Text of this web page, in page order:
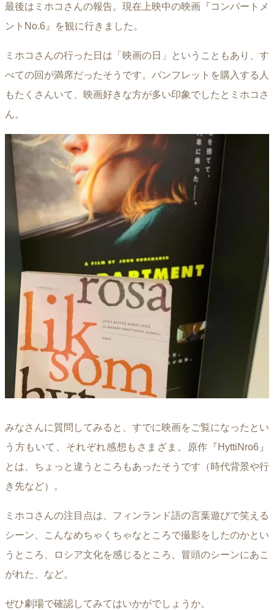
最後はミホコさんの報告。現在上映中の映画『コンパートメ
ントNo.6』を観に行きました。
ミホコさんの行った日は「映画の日」ということもあり、す
べての回が満席だったそうです。パンフレットを購入する人
もたくさんいて、映画好きな方が多い印象でしたとミホコさ
ん。
みなさんに質問してみると、すでに映画をご覧になったとい
う方もいて、それぞれ感想もさまざま。原作『HyttiNro6』
とは、ちょっと違うところもあったそうです（時代背景や行
き先など）。
ミホコさんの注目点は、フィンランド語の言葉遊びで笑える
シーン、こんなめちゃくちゃなところで撮影をしたのかとい
うところ、ロシア文化を感じるところ、冒頭のシーンにあこ
がれた、など。
ぜひ劇場で確認してみてはいかがでしょうか。